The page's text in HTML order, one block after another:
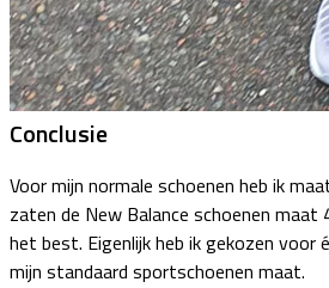
Conclusie
Voor mijn normale schoenen heb ik
zaten de New Balance schoenen
het best. Eigenlijk heb ik gekozen voor
mijn standaard sportschoenen maat.